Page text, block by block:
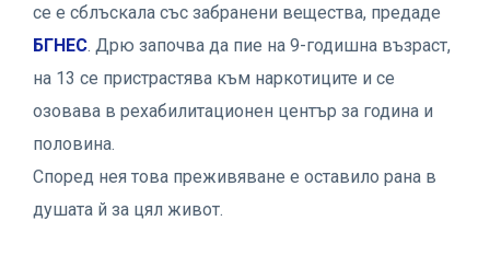
се е сблъскала със забранени вещества, предаде
БГНЕС. Дрю започва да пие на 9-годишна възраст,
на 13 се пристрастява към наркотиците и се
озовава в рехабилитационен център за година и
половина.
Според нея това преживяване е оставило рана в
душата й за цял живот.